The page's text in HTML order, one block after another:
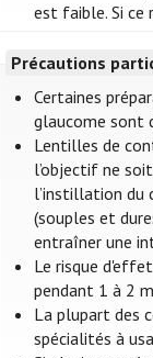
est faible. Si ce
Précautions
Certaines
glaucome sont
Lentilles de
l’objectif ne
l’instillation du
(souples et
entraîner une
Le risque
pendant 1 à 2
La plupart des
spécialités à